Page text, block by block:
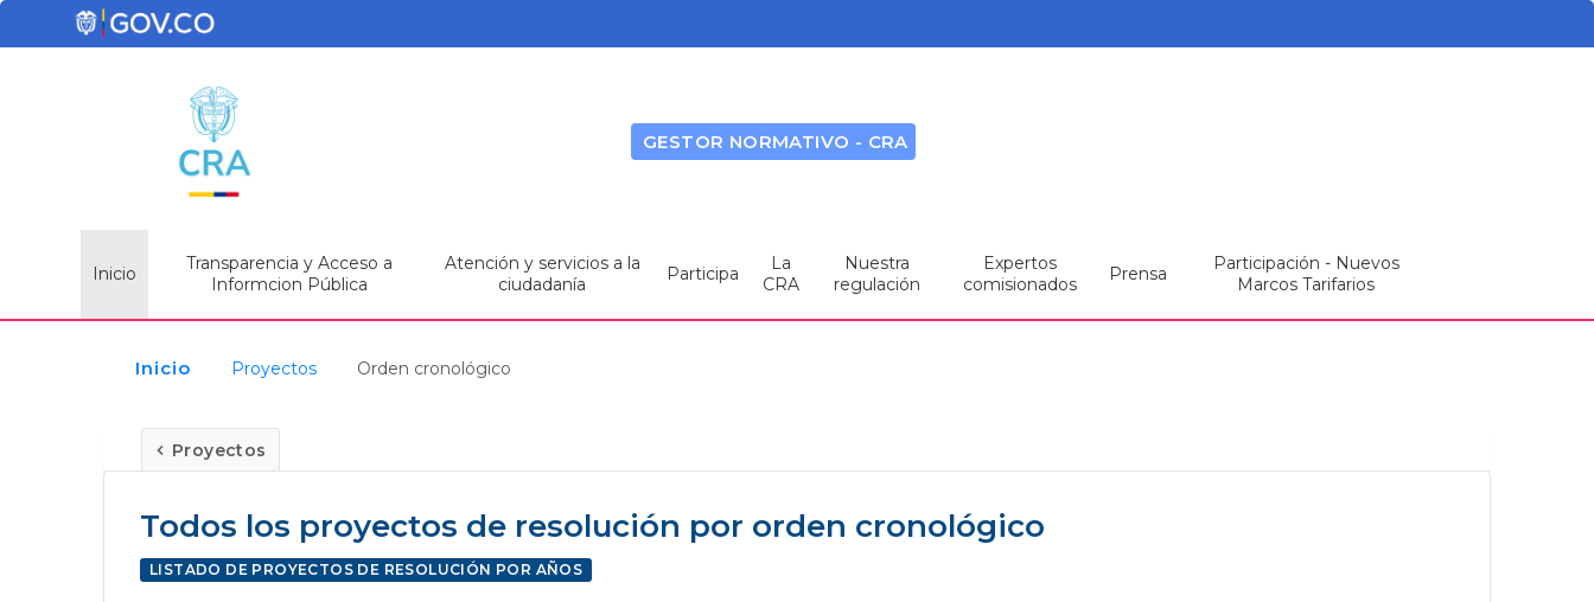
GESTOR NORMATIVO - CRA
Inicio
Transparencia y Acceso a
Informcion Pública
Atención y servicios a la
ciudadanía
Participa
La
CRA
Nuestra
regulación
Expertos
comisionados
Prensa
Participación - Nuevos
Marcos Tarifarios
Inicio Proyectos Orden cronológico
Proyectos
Todos los proyectos de resolución por orden cronológico
LISTADO DE PROYECTOS DE RESOLUCIÓN POR AÑOS